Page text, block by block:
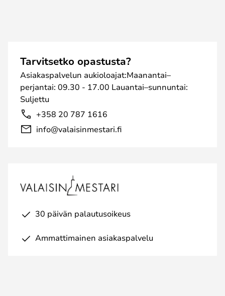
Tarvitsetko opastusta?
Asiakaspalvelun aukioloajat:Maanantai–
perjantai: 09.30 - 17.00 Lauantai–sunnuntai:
Suljettu
+358 20 787 1616
info@valaisinmestari.fi
30 päivän palautusoikeus
Ammattimainen asiakaspalvelu